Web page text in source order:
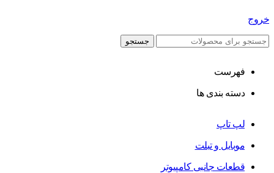
خروج
جستجو
فهرست
دسته بندی ها
لپ تاپ
موبایل و تبلت
قطعات جانبی کامپیوتر